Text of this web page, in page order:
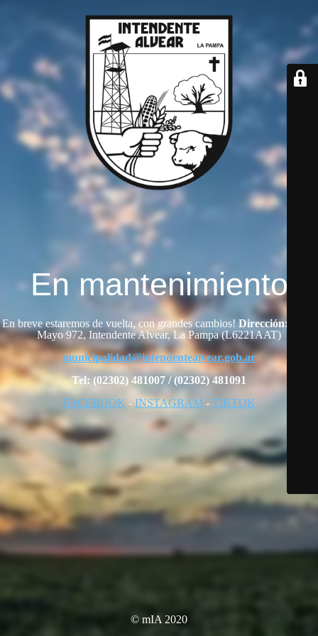
En mantenimiento
En breve estaremos de vuelta, con grandes cambios! Dirección:
Mayo 972, Intendente Alvear, La Pampa (L6221AAT)
municipalidad@intendentealvear.gob.ar
Tel: (02302) 481007 / (02302) 481091
FACEBOOK - INSTAGRAM- TIKTOK
© mIA 2020